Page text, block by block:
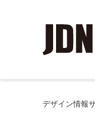
デザイン情報